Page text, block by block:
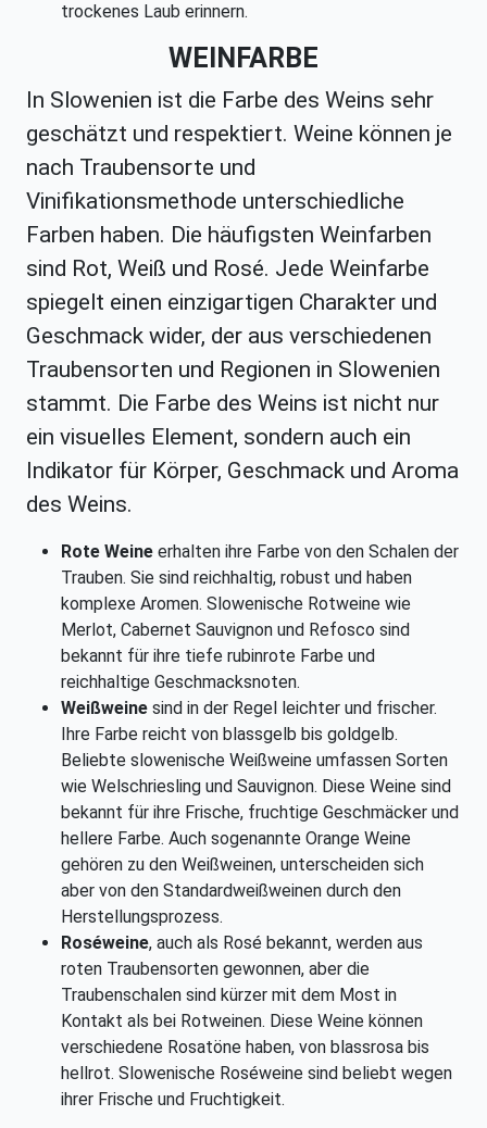
trockenes Laub erinnern.
WEINFARBE
In Slowenien ist die Farbe des Weins sehr
geschätzt und respektiert. Weine können je
nach Traubensorte und
Vinifikationsmethode unterschiedliche
Farben haben. Die häufigsten Weinfarben
sind Rot, Weiß und Rosé. Jede Weinfarbe
spiegelt einen einzigartigen Charakter und
Geschmack wider, der aus verschiedenen
Traubensorten und Regionen in Slowenien
stammt. Die Farbe des Weins ist nicht nur
ein visuelles Element, sondern auch ein
Indikator für Körper, Geschmack und Aroma
des Weins.
Rote Weine erhalten ihre Farbe von den Schalen der
Trauben. Sie sind reichhaltig, robust und haben
komplexe Aromen. Slowenische Rotweine wie
Merlot, Cabernet Sauvignon und Refosco sind
bekannt für ihre tiefe rubinrote Farbe und
reichhaltige Geschmacksnoten.
Weißweine sind in der Regel leichter und frischer.
Ihre Farbe reicht von blassgelb bis goldgelb.
Beliebte slowenische Weißweine umfassen Sorten
wie Welschriesling und Sauvignon. Diese Weine sind
bekannt für ihre Frische, fruchtige Geschmäcker und
hellere Farbe. Auch sogenannte Orange Weine
gehören zu den Weißweinen, unterscheiden sich
aber von den Standardweißweinen durch den
Herstellungsprozess.
Roséweine, auch als Rosé bekannt, werden aus
roten Traubensorten gewonnen, aber die
Traubenschalen sind kürzer mit dem Most in
Kontakt als bei Rotweinen. Diese Weine können
verschiedene Rosatöne haben, von blassrosa bis
hellrot. Slowenische Roséweine sind beliebt wegen
ihrer Frische und Fruchtigkeit.